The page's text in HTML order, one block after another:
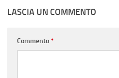
LASCIA UN COMMENTO
Commento*